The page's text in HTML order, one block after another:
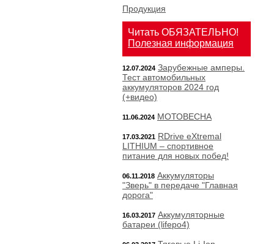
Продукция
Читать ОБЯЗАТЕЛЬНО!
Полезная информация
12.07.2024 Зарубежные амперы.
Тест автомобильных
аккумуляторов 2024 год
(+видео)
11.06.2024 МОТОВЕСНА
17.03.2021 RDrive eXtremal
LITHIUM – спортивное
питание для новых побед!
06.11.2018 Аккумуляторы
"Зверь" в передаче "Главная
дорога"
16.03.2017 Аккумуляторные
батареи (lifepo4)